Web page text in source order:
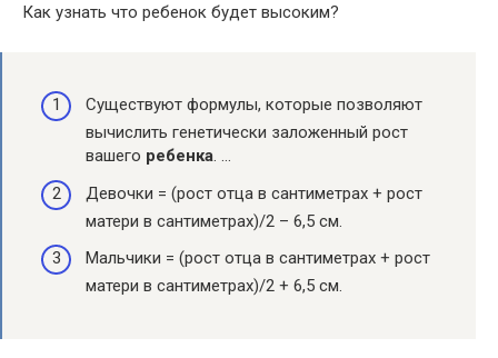
Как узнать что ребенок будет высоким?
Существуют формулы, которые позволяют
вычислить генетически заложенный рост
вашего ребенка. …
Девочки = (рост отца в сантиметрах + рост
матери в сантиметрах)/2 – 6,5 см.
Мальчики = (рост отца в сантиметрах + рост
матери в сантиметрах)/2 + 6,5 см.